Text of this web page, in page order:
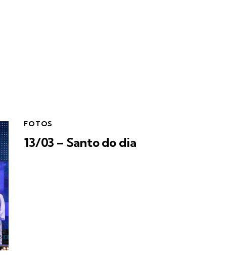
FOTOS
13/03 – Santo do dia